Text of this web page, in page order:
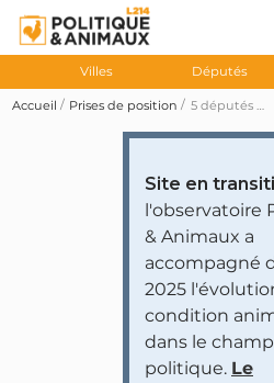
Villes Députés
Accueil Prises de position 5 députés demandent au gouvernement d'interdire la vente d'animaux de compagnie dans les salons et les foires
Site en
l'observatoire
& Animaux a
accompagné
2025
condition
dans le champ
politique. Le